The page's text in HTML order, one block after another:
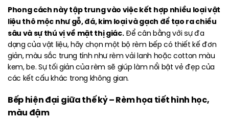
Phong cách này tập trung vào việc kết hợp nhiều loại vật
liệu thô mộc như gỗ, đá, kim loại và gạch để tạo ra chiều
sâu và sự thú vị về mặt thị giác.Để cân bằng với sự đa
dạng của vật liệu, hãy chọn một bộ rèm bếp có thiết kế đơn
giản, màu sắc trung tính như rèm vải lanh hoặc cotton màu
kem, be. Sự tối giản của rèm sẽ giúp làm nổi bật vẻ đẹp của
các kết cấu khác trong không gian.
Bếp hiện đại giữa thế kỷ – Rèm họa tiết hình học,
màu đậm